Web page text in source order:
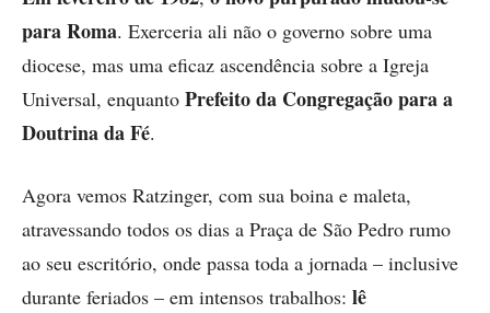
para Roma. Exerceria ali não o governo sobre uma
diocese, mas uma eficaz ascendência sobre a Igreja
Universal, enquanto Prefeito da Congregação para a
Doutrina da Fé.
Agora vemos Ratzinger, com sua boina e maleta,
atravessando todos os dias a Praça de São Pedro rumo
ao seu escritório, onde passa toda a jornada – inclusive
durante feriados – em intensos trabalhos: lê